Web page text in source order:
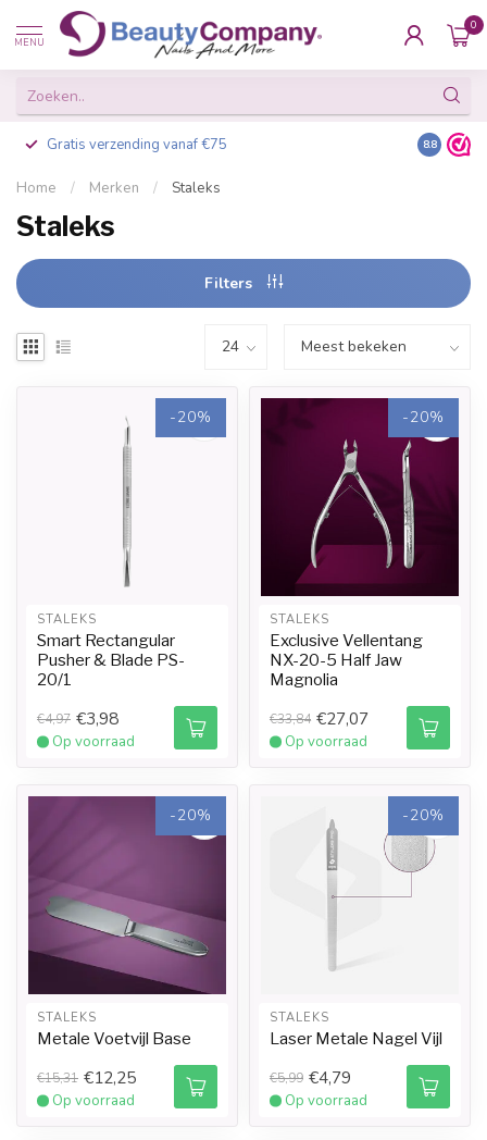
MENU
0
Gratis verzending vanaf €75 Besteld
8.8
Home / Merken / Staleks
Staleks
Filters
-20%
STALEKS
Smart Rectangular
Pusher & Blade PS-
20/1
€4,97 €3,98
Op voorraad
-20%
STALEKS
Exclusive Vellentang
NX-20-5 Half Jaw
Magnolia
€33,84 €27,07
Op voorraad
-20%
STALEKS
Metale Voetvijl Base
€15,31 €12,25
Op voorraad
-20%
STALEKS
Laser Metale Nagel Vijl
€5,99 €4,79
Op voorraad